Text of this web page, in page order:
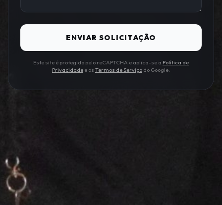
ENVIAR SOLICITAÇÃO
Este site é protegido pelo reCAPTCHA e aplica-se a Política de
Privacidade e os Termos de Serviço do Google.